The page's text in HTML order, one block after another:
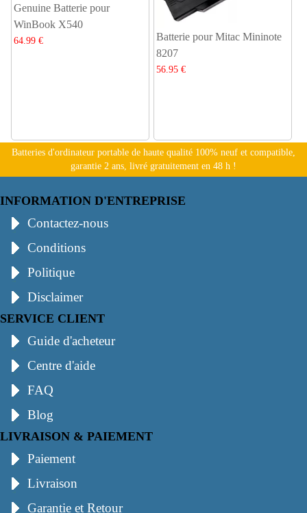
Genuine Batterie pour
WinBook X540
64.99 €
Batterie pour Mitac Mininote
8207
56.95 €
Batteries d'ordinateur portable de haute qualité 100% neuf et compatible,
garantie 2 ans, livré gratuitement en 48 h !
INFORMATION D'ENTREPRISE
Contactez-nous
Conditions
Politique
Disclaimer
SERVICE CLIENT
Guide d'acheteur
Centre d'aide
FAQ
Blog
LIVRAISON & PAIEMENT
Paiement
Livraison
Garantie et Retour